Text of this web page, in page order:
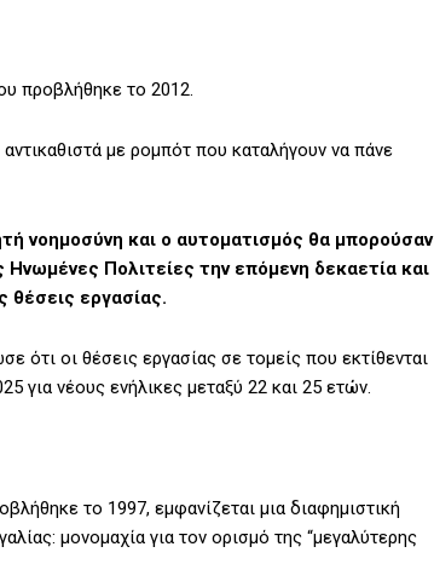
προβλήθηκε το 2012.
με ρομπότ που καταλήγουν να πάνε
νοημοσύνη και ο αυτοματισμός θα μπορούσαν
Πολιτείες την επόμενη δεκαετία και
θέσεις εργασίας.
ότι οι θέσεις εργασίας σε τομείς που εκτίθενται
για νέους ενήλικες μεταξύ 22 και 25 ετών.
το 1997, εμφανίζεται μια διαφημιστική
μονομαχία για τον ορισμό της “μεγαλύτερης